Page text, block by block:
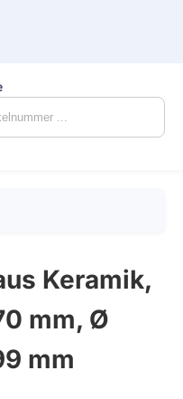
Keramik,
mm, Ø
mm